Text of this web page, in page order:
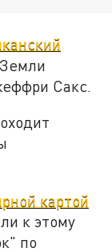
Сакс.
картой
к этому
по